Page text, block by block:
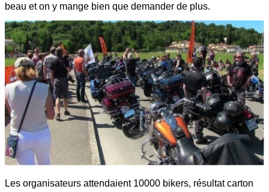
beau et on y mange bien que demander de plus.
Les organisateurs attendaient 10000 bikers, résultat carton